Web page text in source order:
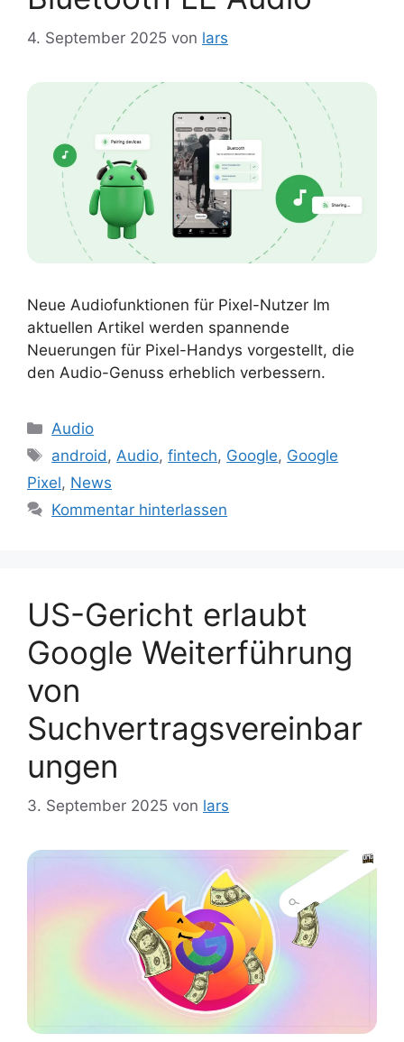
4. September 2025 von lars
Neue Audiofunktionen für Pixel-Nutzer Im
aktuellen Artikel werden spannende
Neuerungen für Pixel-Handys vorgestellt, die
den Audio-Genuss erheblich verbessern.
Kategorien
Audio
Schlagwörter
android , Audio,fintech, Google, Google
Pixel, News
Kommentar hinterlassen
US-Gericht erlaubt
Google Weiterführung
von
Suchvertragsvereinbar
ungen
3. September 2025 von lars